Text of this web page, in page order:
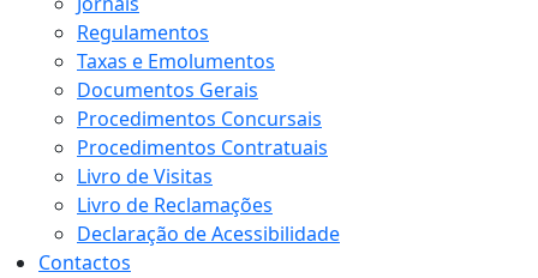
Regulamentos
Taxas e Emolumentos
Documentos Gerais
Procedimentos Concursais
Procedimentos Contratuais
Livro de Visitas
Livro de Reclamações
Declaração de Acessibilidade
Contactos